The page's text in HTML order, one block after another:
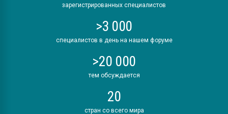
зарегистрированных специалистов
>3 000
специалистов в день на нашем форуме
>20 000
тем обсуждается
20
стран со всего мира